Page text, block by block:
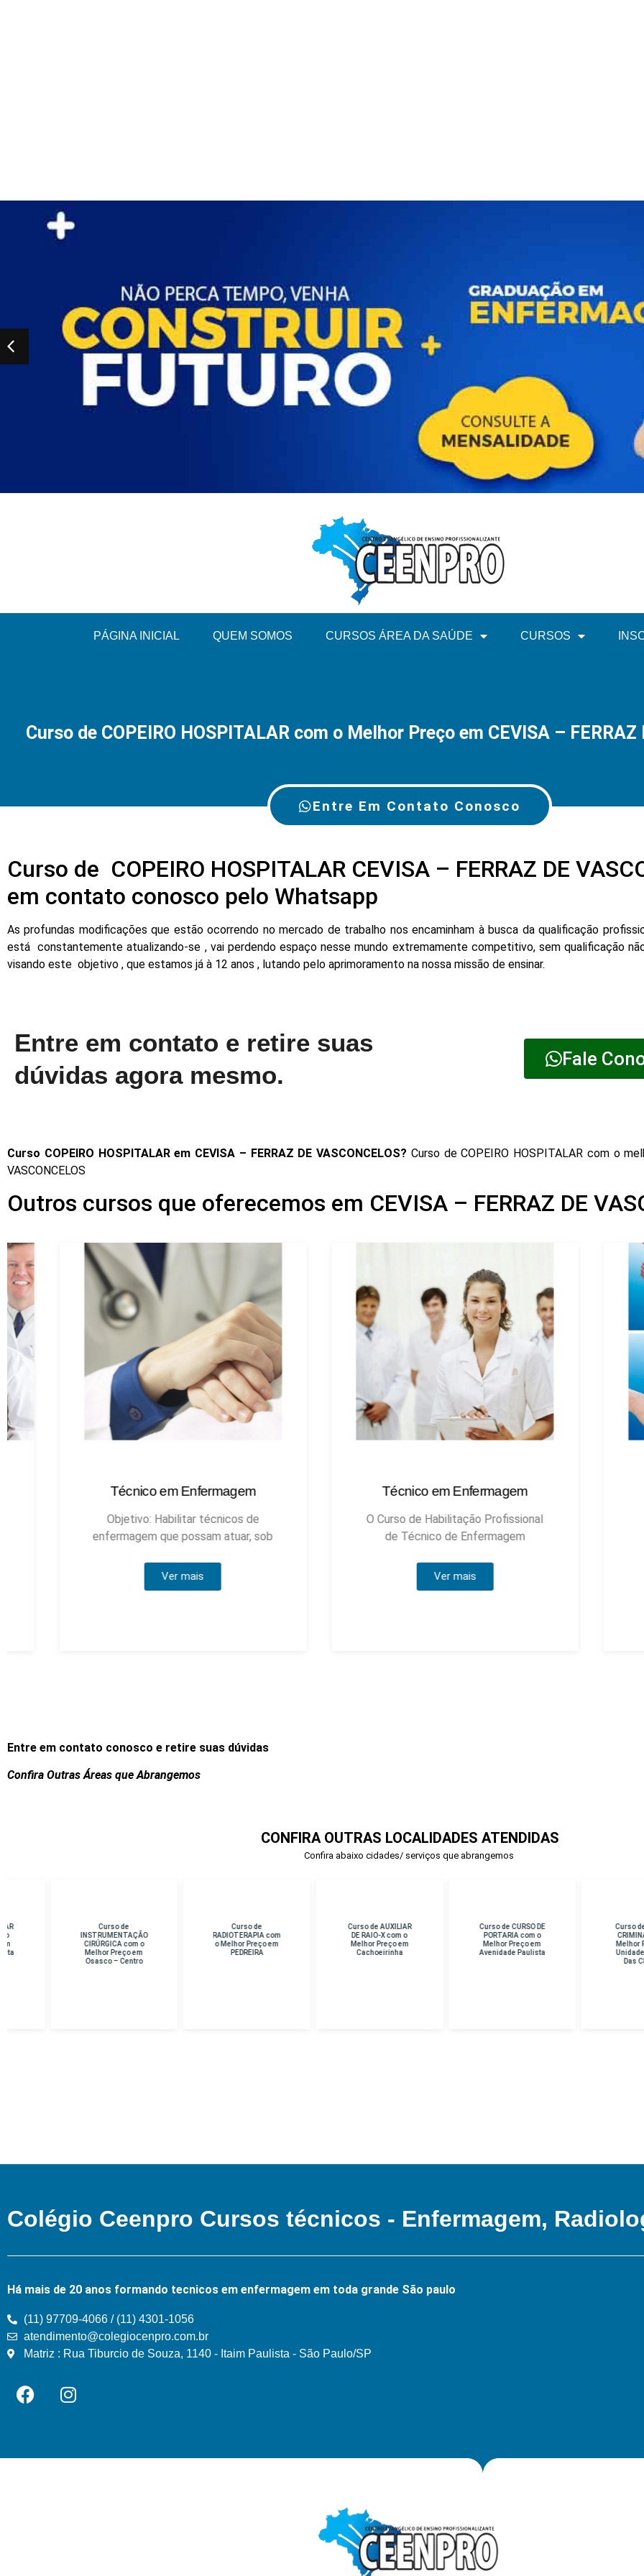
PÁGINA INICIAL QUEM SOMOS CURSOS ÁREA DA SAÚDE CURSOS
Curso de COPEIRO HOSPITALAR com o Melhor Preço em CEVISA – FERRAZ
Entre Em Contato Conosco
Curso de COPEIRO HOSPITALAR CEVISA – FERRAZ DE
em contato conosco pelo Whatsapp
As profundas modificações que estão ocorrendo no mercado de trabalho nos encaminham à busca da qualificação
está constantemente atualizando-se , vai perdendo espaço nesse mundo extremamente competitivo, sem qualificação
visando este objetivo , que estamos já à 12 anos , lutando pelo aprimoramento na nossa missão de ensinar.
Entre em contato e retire suas
dúvidas agora mesmo.
Fale
Curso COPEIRO HOSPITALAR em CEVISA – FERRAZ DE VASCONCELOS? Curso de COPEIRO HOSPITALAR com o
VASCONCELOS
Outros cursos que oferecemos em CEVISA – FERRAZ DE
Técnico em Enfermagem
Objetivo: Habilitar técnicos de
enfermagem que possam atuar, sob
Técnico em Enfermagem
O Curso de Habilitação Profissional
de Técnico de Enfermagem
Entre em contato conosco e retire suas dúvidas
Confira Outras Áreas que Abrangemos
CONFIRA OUTRAS LOCALIDADES ATENDIDAS
Confira abaixo cidades/ serviços que abrangemos
INSTRUMENTAÇÃO
CIRÚRGICA com o
Melhor Preço em
Osasco – Centro
RADIOTERAPIA com
o Melhor Preço em
Curso de AUXILIAR
DE RAIO-X com o
Melhor Preço em
Cachoeirinha
Curso de CURSO DE
PORTARIA com o
Melhor Preço em
Avenidade Paulista
Curso de PERICIA
CRIMINAL com o
Melhor Preço em
Unidade Hospital
Das Clinicas
Colégio Ceenpro Cursos técnicos - Enfermagem,
Há mais de 20 anos formando tecnicos em enfermagem em toda grande São paulo
(11) 97709-4066 / (11) 4301-1056
atendimento@colegiocenpro.com.br
Matriz : Rua Tiburcio de Souza, 1140 - Itaim Paulista - São Paulo/SP